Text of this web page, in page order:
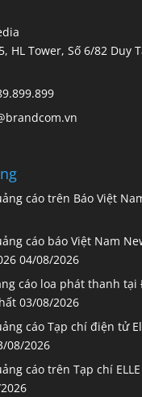
HL Tower, Số 6/82 Duy
cáo trên Báo Việt
cáo báo Việt Nam
04/08/2026
cáo loa phát thanh tại
03/08/2026
cáo Tạp chí điện tử
08/2026
cáo trên Tạp chí